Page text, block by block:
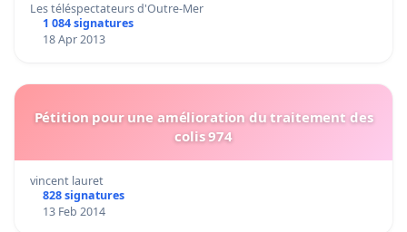
Les téléspectateurs d'Outre-Mer
1 084 signatures
18 Apr 2013
Pétition pour une amélioration du traitement des
colis 974
vincent lauret
828 signatures
13 Feb 2014